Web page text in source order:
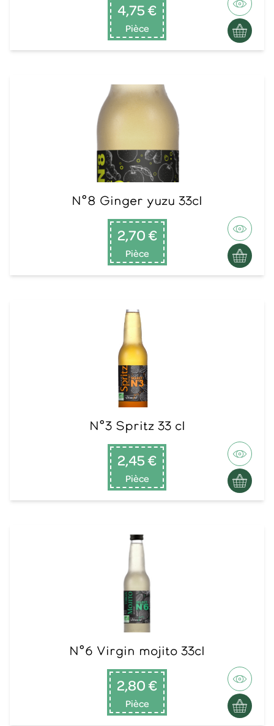
4,75 €
Pièce
N°8 Ginger yuzu 33cl
2,70 €
Pièce
N°3 Spritz 33 cl
2,45 €
Pièce
N°6 Virgin mojito 33cl
2,80 €
Pièce